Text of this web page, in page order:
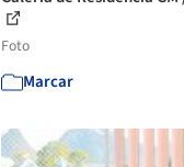
Foto
Marcar